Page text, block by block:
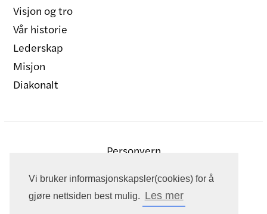
Vi bruker informasjonskapsler(cookies) for å
gjøre nettsiden best mulig. Les mer
Visjon og tro
Vår historie
Lederskap
Misjon
Diakonalt
Personvern